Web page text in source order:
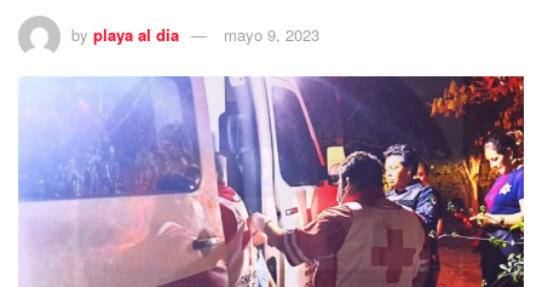
by playa al dia mayo 9, 2023